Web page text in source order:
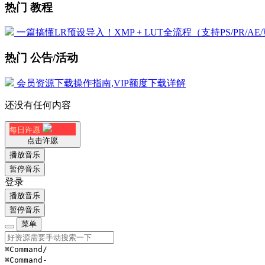
热门 教程
一篇搞懂LR预设导入！XMP + LUT全流程（支持PS/PR/AE/
热门 公告/活动
会员资源下载操作指南,VIP额度下载详解
还没有任何内容
每日许愿
点击许愿
播放音乐
暂停音乐
登录
播放音乐
暂停音乐
菜单
⌘Command /
⌘Command -